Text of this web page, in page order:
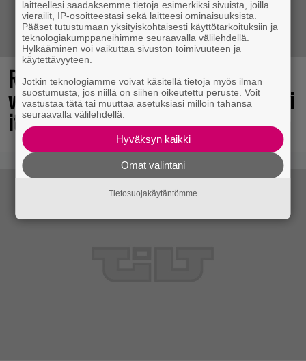
Rakastettu julkaisija täyttää 40
vuotta, valtavat alet käynnissä – hanki
itsellesi klassikoita pikkurahalla
laitteellesi saadaksemme tietoja esimerkiksi sivuista, joilla
vierailit, IP-osoitteestasi sekä laitteesi ominaisuuksista.
Pääset tutustumaan yksityiskohtaisesti käyttötarkoituksiin ja
teknologiakumppaneihimme seuraavalla välilehdellä.
Hylkääminen voi vaikuttaa sivuston toimivuuteen ja
käytettävyyteen.
Jotkin teknologiamme voivat käsitellä tietoja myös ilman
suostumusta, jos niillä on siihen oikeutettu peruste. Voit
vastustaa tätä tai muuttaa asetuksiasi milloin tahansa
seuraavalla välilehdellä.
Hyväksyn kaikki
Omat valintani
Tietosuojakäytäntömme